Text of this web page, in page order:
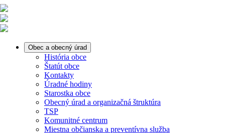
Obec a obecný úrad
História obce
Štatút obce
Kontakty
Úradné hodiny
Starostka obce
Obecný úrad a organizačná štruktúra
TSP
Komunitné centrum
Miestna občianska a preventívna služba